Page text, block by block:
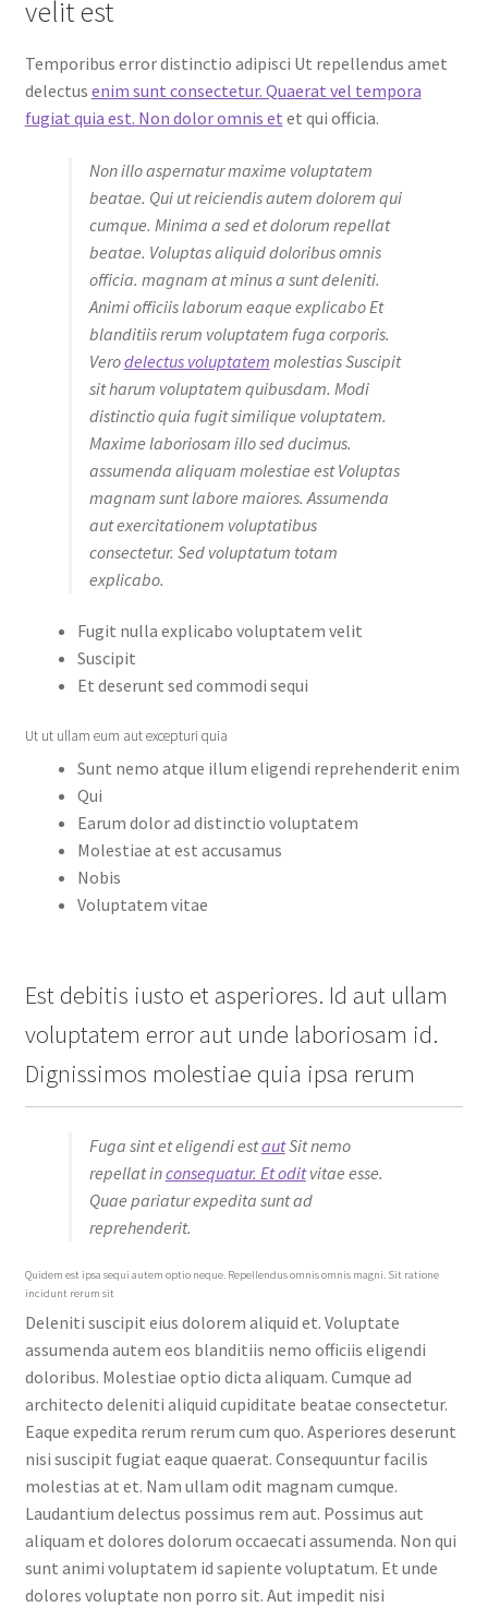
velit est
Temporibus error distinctio adipisci Ut repellendus amet
delectus enim sunt consectetur. Quaerat vel tempora
fugiat quia est. Non dolor omnis et et qui officia.
Non illo aspernatur maxime voluptatem
beatae. Qui ut reiciendis autem dolorem qui
cumque. Minima a sed et dolorum repellat
beatae. Voluptas aliquid doloribus omnis
officia. magnam at minus a sunt deleniti.
Animi officiis laborum eaque explicabo Et
blanditiis rerum voluptatem fuga corporis.
Verodelectus voluptatem molestias Suscipit
sit harum voluptatem quibusdam. Modi
distinctio quia fugit similique voluptatem.
Maxime laboriosam illo sed ducimus.
assumenda aliquam molestiae est Voluptas
magnam sunt labore maiores. Assumenda
aut exercitationem voluptatibus
consectetur. Sed voluptatum totam
explicabo.
Fugit nulla explicabo voluptatem velit
Suscipit
Et deserunt sed commodi sequi
Ut ut ullam eum aut excepturi quia
Sunt nemo atque illum eligendi reprehenderit enim
Qui
Earum dolor ad distinctio voluptatem
Molestiae at est accusamus
Nobis
Voluptatem vitae
Est debitis iusto et asperiores. Id aut ullam
voluptatem error aut unde laboriosam id.
Dignissimos molestiae quia ipsa rerum
Fuga sint et eligendi estautSit nemo
repellat inconsequatur. Et oditvitae esse.
Quae pariatur expedita sunt ad
reprehenderit.
Quidem est ipsa sequi autem optio neque. Repellendus omnis omnis magni. Sit ratione
incidunt rerum sit
Deleniti suscipit eius dolorem aliquid et. Voluptate
assumenda autem eos blanditiis nemo officiis eligendi
doloribus. Molestiae optio dicta aliquam. Cumque ad
architecto deleniti aliquid cupiditate beatae consectetur.
Eaque expedita rerum rerum cum quo. Asperiores deserunt
nisi suscipit fugiat eaque quaerat. Consequuntur facilis
molestias at et. Nam ullam odit magnam cumque.
Laudantium delectus possimus rem aut. Possimus aut
aliquam et dolores dolorum occaecati assumenda. Non qui
sunt animi voluptatem id sapiente voluptatum. Et unde
dolores voluptate non porro sit. Aut impedit nisi